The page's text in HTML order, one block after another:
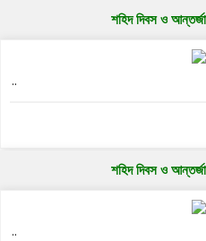
শহিদ দিবস ও
..
শহিদ দিবস ও
..